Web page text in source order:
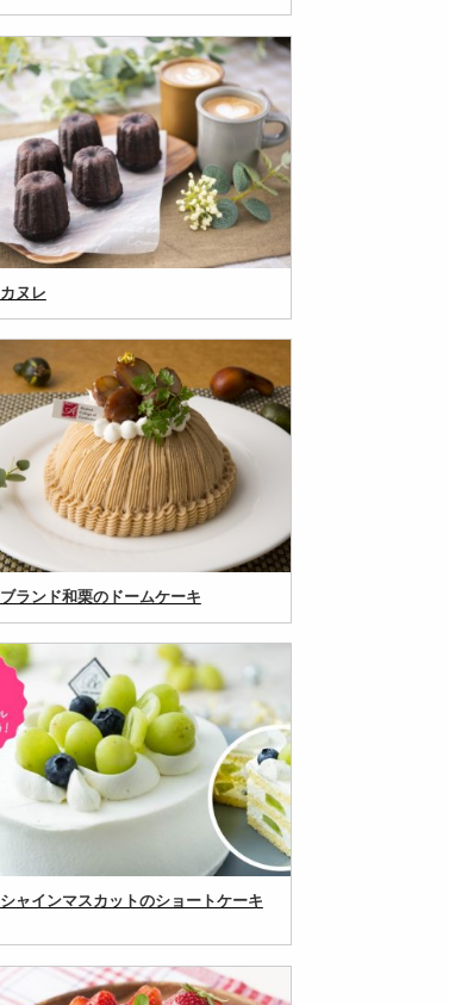
カヌレ
ブランド和栗のドームケーキ
シャインマスカットのショートケーキ